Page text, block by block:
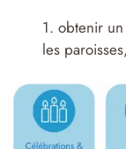
1. obtenir
les paroisses,